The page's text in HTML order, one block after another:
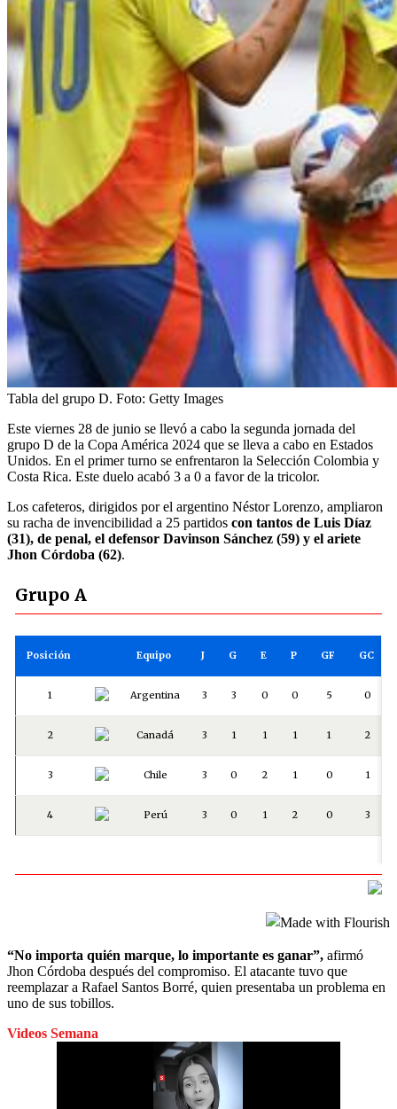
Tabla del grupo D. Foto: Getty Images
Este viernes 28 de junio se llevó a cabo la segunda jornada del
grupo D de la Copa América 2024 que se lleva a cabo en Estados
Unidos. En el primer turno se enfrentaron la Selección Colombia y
Costa Rica. Este duelo acabó 3 a 0 a favor de la tricolor.
Los cafeteros, dirigidos por el argentino Néstor Lorenzo, ampliaron
su racha de invencibilidad a 25 partidos con tantos de Luis Díaz
(31), de penal, el defensor Davinson Sánchez (59) y el ariete
Jhon Córdoba (62).
“No importa quién marque, lo importante es ganar”, afirmó
Jhon Córdoba después del compromiso. El atacante tuvo que
reemplazar a Rafael Santos Borré, quien presentaba un problema en
uno de sus tobillos.
Videos Semana